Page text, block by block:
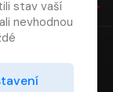
stav vaší
nevhodnou